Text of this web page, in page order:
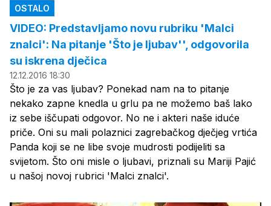
OSTALO
VIDEO: Predstavljamo novu rubriku 'Malci
znalci': Na pitanje 'Što je ljubav'', odgovorila
su iskrena dječica
12.12.2016 18:30
Što je za vas ljubav? Ponekad nam na to pitanje
nekako zapne knedla u grlu pa ne možemo baš lako
iz sebe iščupati odgovor. No ne i akteri naše iduće
priče. Oni su mali polaznici zagrebačkog dječjeg vrtića
Panda koji se ne libe svoje mudrosti podijeliti sa
svijetom. Što oni misle o ljubavi, priznali su Mariji Pajić
u našoj novoj rubrici 'Malci znalci'.